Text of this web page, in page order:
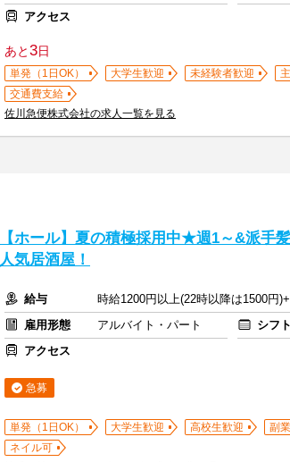
アクセス
あと3日
単発（1日OK） 大学生歓迎 未経験者歓迎
交通費支給
佐川急便株式会社の求人一覧を見る
【ホール】夏の積極採用中★週1～&派手
人気居酒屋！
給与
時給1200円以上(22時以降は1500円
雇用形態
アルバイト・パート シフト
アクセス
急募
単発（1日OK） 大学生歓迎 高校生歓迎
副
ネイル可